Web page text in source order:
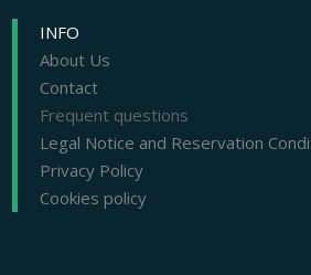
INFO
About Us
Contact
Frequent questions
Legal Notice and Reservation
Privacy Policy
Cookies policy